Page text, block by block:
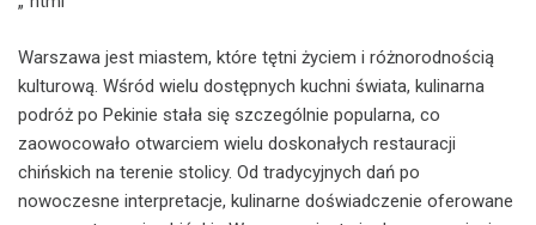
Warszawa jest miastem, które tętni życiem i różnorodnością
kulturową. Wśród wielu dostępnych kuchni świata, kulinarna
podróż po Pekinie stała się szczególnie popularna, co
zaowocowało otwarciem wielu doskonałych restauracji
chińskich na terenie stolicy. Od tradycyjnych dań po
nowoczesne interpretacje, kulinarne doświadczenie oferowane